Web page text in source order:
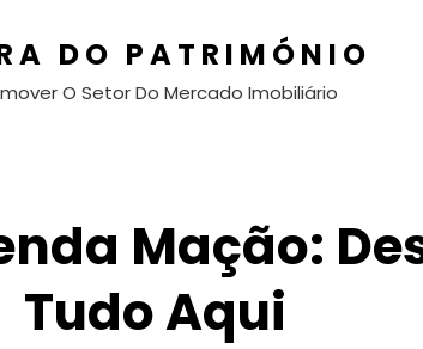
DO PATRIMÓNIO
O Setor Do Mercado Imobiliário
Mação:
Tudo Aqui